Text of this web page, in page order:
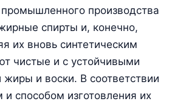
производства
спирты и, конечно,
их вновь синтетическим
чистые и с устойчивыми
жиры и воски. В соответствии
способом изготовления их